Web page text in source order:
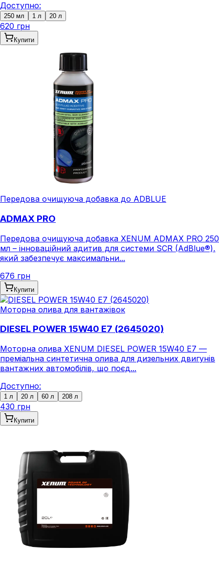
Доступно:
250 мл 1 л 20 л
620 грн
Купити
Передова очищуюча добавка до ADBLUE
ADMAX PRO
Передова очищуюча добавка XENUM ADMAX PRO 250
мл – інноваційний адитив для системи SCR (AdBlue®),
який забезпечує максимальни...
676 грн
Купити
Моторна олива для вантажівок
DIESEL POWER 15W40 E7 (2645020)
Моторна олива XENUM DIESEL POWER 15W40 E7 —
преміальна синтетична олива для дизельних двигунів
вантажних автомобілів, що поєд...
Доступно:
1 л 20 л 60 л 208 л
430 грн
Купити